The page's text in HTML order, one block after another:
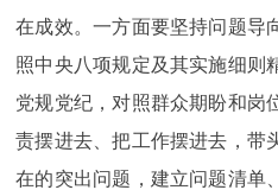
在成效。一方面要坚持问题导
照中央八项规定及其实施细则
党规党纪，对照群众期盼和岗
责摆进去、把工作摆进去，带
在的突出问题，建立问题清单